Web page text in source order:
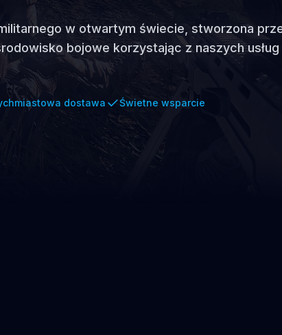
w otwartym świecie, stworzona
bojowe korzystając z naszych usług
dostawa Świetne wsparcie